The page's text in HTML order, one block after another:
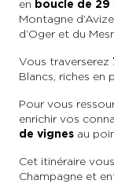
En couple
en boucle de 29
Montagne
d’Oger et du
Vous traverserez
Blancs, riches en
Pour vous
enrichir vos
de vignes au
Cet itinéraire
Champagne et